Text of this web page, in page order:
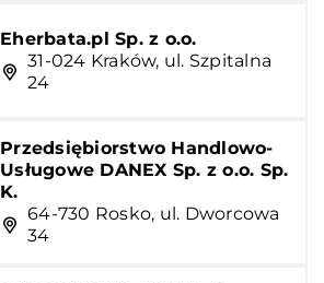
Eherbata.pl Sp. z o.o.
31-024 Kraków, ul. Szpitalna
24
Przedsiębiorstwo Handlowo-
Usługowe DANEX Sp. z o.o. Sp.
K.
64-730 Rosko, ul. Dworcowa
34